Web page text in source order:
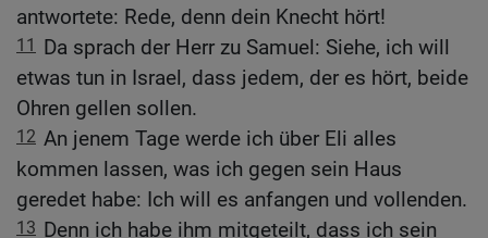
antwortete: Rede, denn dein Knecht hört!
11 Da sprach der Herr zu Samuel: Siehe, ich will
etwas tun in Israel, dass jedem, der es hört, beide
Ohren gellen sollen.
12 An jenem Tage werde ich über Eli alles
kommen lassen, was ich gegen sein Haus
geredet habe: Ich will es anfangen und vollenden.
13 Denn ich habe ihm mitgeteilt, dass ich sein